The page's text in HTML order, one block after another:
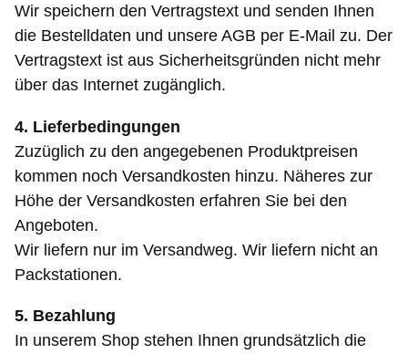
Wir speichern den Vertragstext und senden Ihnen
die Bestelldaten und unsere AGB per E-Mail zu. Der
Vertragstext ist aus Sicherheitsgründen nicht mehr
über das Internet zugänglich.
4. Lieferbedingungen
Zuzüglich zu den angegebenen Produktpreisen
kommen noch Versandkosten hinzu. Näheres zur
Höhe der Versandkosten erfahren Sie bei den
Angeboten.
Wir liefern nur im Versandweg. Wir liefern nicht an
Packstationen.
5. Bezahlung
In unserem Shop stehen Ihnen grundsätzlich die